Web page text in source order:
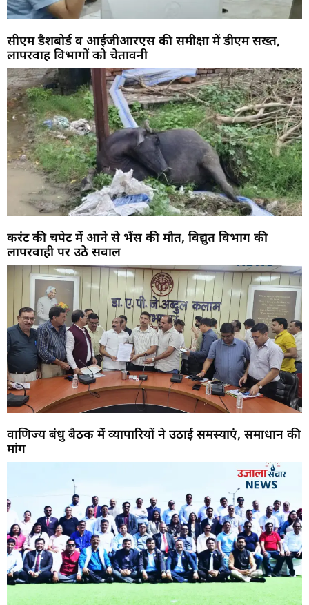
सीएम डैशबोर्ड व आईजीआरएस की समीक्षा में डीएम सख्त,
लापरवाह विभागों को चेतावनी
करंट की चपेट में आने से भैंस की मौत, विद्युत विभाग की
लापरवाही पर उठे सवाल
वाणिज्य बंधु बैठक में व्यापारियों ने उठाई समस्याएं, समाधान की
मांग